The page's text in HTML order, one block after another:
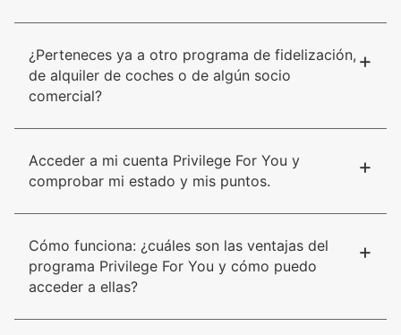
¿Perteneces ya a otro programa de fidelización,
de alquiler de coches o de algún socio
comercial?
+
Acceder a mi cuenta Privilege For You y
comprobar mi estado y mis puntos.
+
Cómo funciona: ¿cuáles son las ventajas del
programa Privilege For You y cómo puedo
acceder a ellas?
+